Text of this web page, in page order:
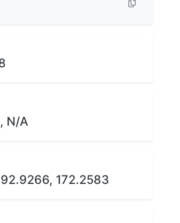
N/A
172.2583